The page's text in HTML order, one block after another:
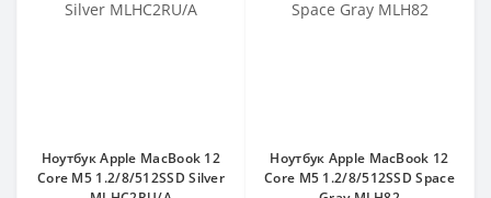
Ноутбук Apple MacBook 12
Core M5 1.2/8/512SSD Silver
Ноутбук Apple MacBook 12
Core M5 1.2/8/512SSD Space